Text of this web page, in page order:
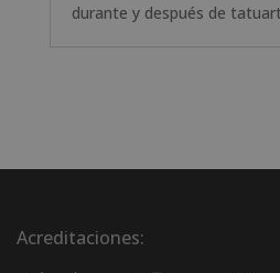
durante y después de
Acreditaciones: